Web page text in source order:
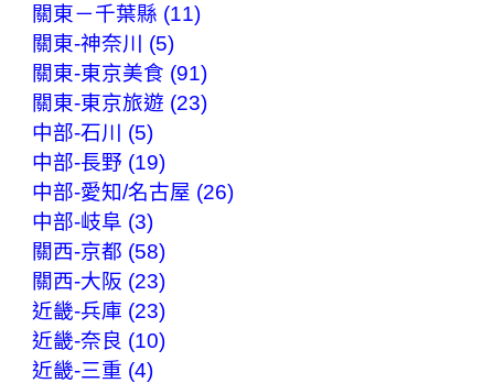
關東－千葉縣 (11)
關東-神奈川 (5)
關東-東京美食 (91)
關東-東京旅遊 (23)
中部-石川 (5)
中部-長野 (19)
中部-愛知/名古屋 (26)
中部-岐阜 (3)
關西-京都 (58)
關西-大阪 (23)
近畿-兵庫 (23)
近畿-奈良 (10)
近畿-三重 (4)